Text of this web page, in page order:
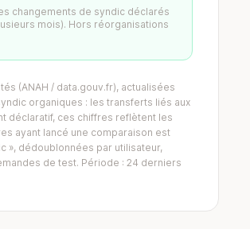
changements de syndic déclarés
mois). Hors réorganisations
(ANAH / data.gouv.fr), actualisées
organiques : les transferts liés aux
déclaratif, ces chiffres reflètent les
ayant lancé une comparaison est
», dédoublonnées par utilisateur,
de test. Période : 24 derniers